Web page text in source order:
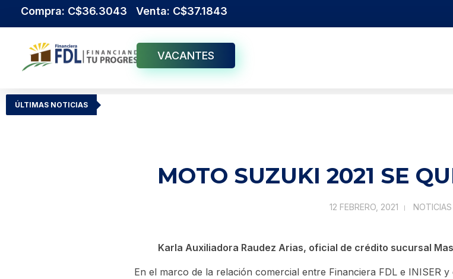
Compra: C$36.3043 Venta: C$37.1843
VACANTES
ÚLTIMAS NOTICIAS
MOTO SUZUKI 2021 SE
12 FEBRERO, 2021 NOTICIAS
Karla Auxiliadora Raudez Arias, oficial de crédito sucursal
En el marco de la relación comercial entre Financiera FDL e INISER